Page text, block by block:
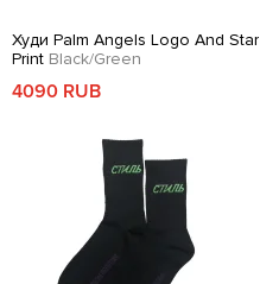
Худи Palm Angels Logo And Star
Print Black/Green
4090 RUB